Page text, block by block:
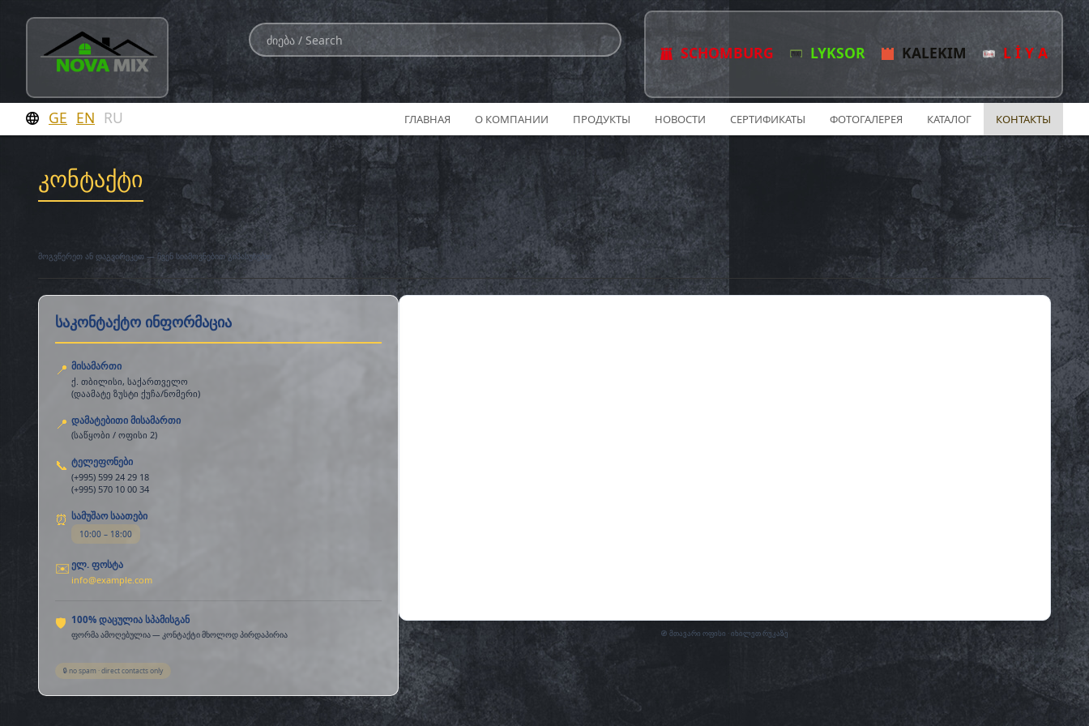
SCHOMBURG LYKSOR KALEKIM L İ Y A
GE EN RU ГЛАВНАЯ О КОМПАНИИ ПРОДУКТЫ НОВОСТИ СЕРТИФИКАТЫ ФОТОГАЛЕРЕЯ КАТАЛОГ КОНТАКТЫ
კონტაქტი
მოგვწერეთ ან დაგვირეკეთ — ჩვენ სიამოვნებით გიპასუხებთ
საკონტაქტო ინფორმაცია
📍 მისამართი
ქ. თბილისი, საქართველო
(დაამატე ზუსტი ქუჩა/ნომერი)
📍 დამატებითი მისამართი
(საწყობი / ოფისი 2)
📞 ტელეფონები
(+995) 599 24 29 18
(+995) 570 10 00 34
⏰ სამუშაო საათები
10:00 – 18:00
✉️ ელ. ფოსტა
info@example.com
🛡️ 100% დაცულია სპამისგან
ფორმა ამოღებულია — კონტაქტი მხოლოდ პირდაპირია
🔒 no spam · direct contacts only
🧭 მთავარი ოფისი · იხილეთ რუკაზე